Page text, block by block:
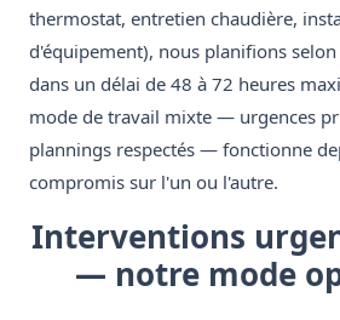
thermostat, entretien chaudière,
d'équipement), nous planifions
dans un délai de 48 à 72 heures
mode de travail mixte — urgences
plannings respectés — fonctionne
compromis sur l'un ou l'autre.
Interventions
— notre mode